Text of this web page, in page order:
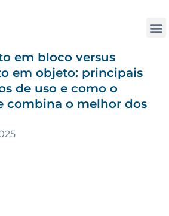
em bloco versus
em objeto: principais
de uso e como o
combina o melhor dos